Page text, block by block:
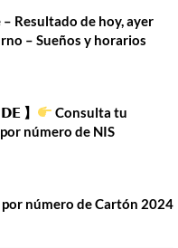
Resultado de hoy, ayer
– Sueños y horarios
】
Consulta tu
número de NIS
número de Cartón 2024